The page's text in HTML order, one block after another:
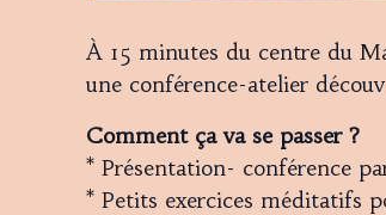
À 15 minutes du centre du
une conférence-atelier
Comment ça va se passer ?
* Présentation- conférence
* Petits exercices méditatifs